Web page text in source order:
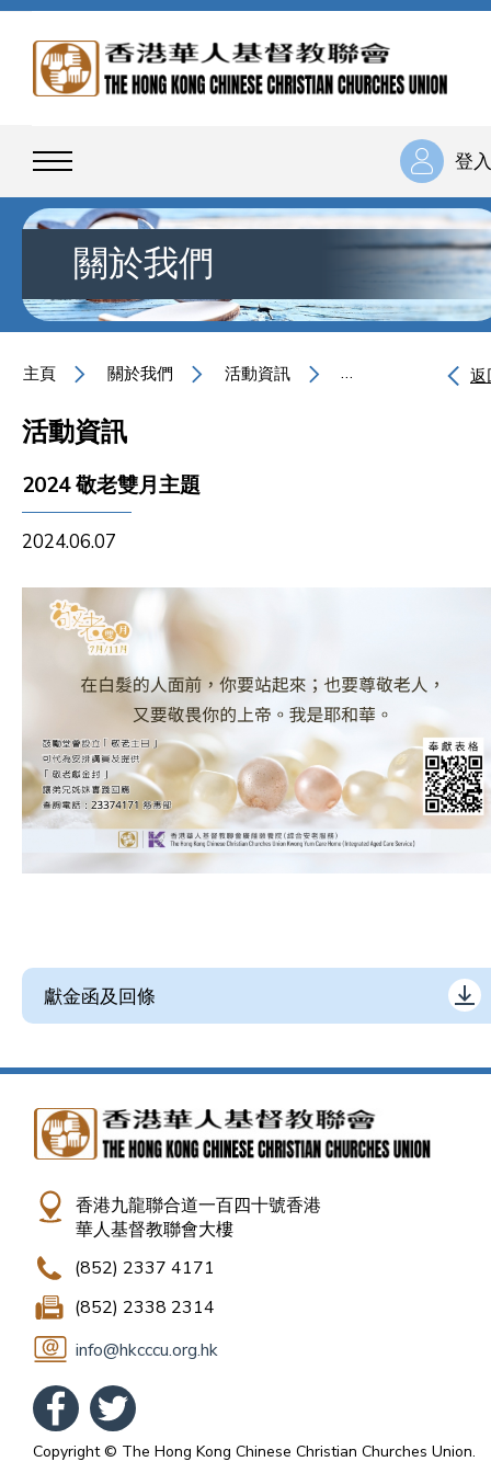
登入
關於我們
主頁 關於我們 活動資訊 2024 敬老雙月主題
返
活動資訊
2024 敬老雙月主題
2024.06.07
獻金函及回條
香港九龍聯合道一百四十號香港
華人基督教聯會大樓
(852) 2337 4171
(852) 2338 2314
info@hkcccu.org.hk
Copyright © The Hong Kong Chinese Christian Churches Union.